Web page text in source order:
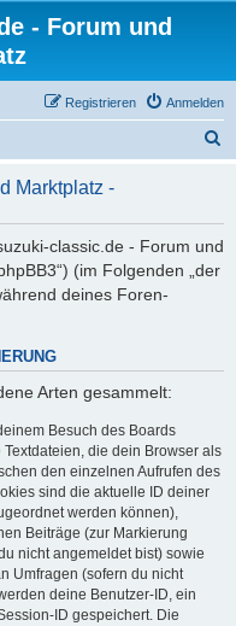
- Forum und
Anmelden
Registrieren
h
Marktplatz -
classic.de - Forum und
(im Folgenden „der
deines Foren-
Arten gesammelt:
Besuch des Boards
die dein Browser als
den einzelnen Aufrufen des
sind die aktuelle ID deiner
werden können),
Beiträge (zur Markierung
nicht angemeldet bist) sowie
Umfragen (sofern du nicht
deine Benutzer-ID, ein
ID gespeichert. Die